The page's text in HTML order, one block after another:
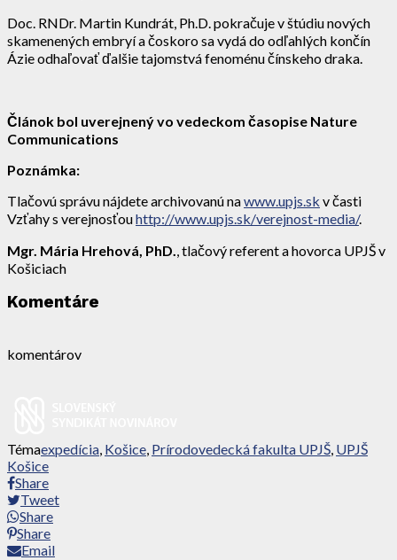
Doc. RNDr. Martin Kundrát, Ph.D. pokračuje v štúdiu nových
skamenených embryí a čoskoro sa vydá do odľahlých končín
Ázie odhaľovať ďalšie tajomstvá fenoménu čínskeho draka.
Článok bol uverejnený vo vedeckom časopise Nature
Communications
Poznámka:
Tlačovú správu nájdete archivovanú nawww.upjs.sk v časti
Vzťahy s verejnosťouhttp://www.upjs.sk/verejnost-media/.
Mgr. Mária Hrehová, PhD. , tlačový referent a hovorca UPJŠ v
Košiciach
Komentáre
komentárov
Témaexpedícia, Košice, Prírodovedecká fakulta UPJŠ, UPJŠ
Košice
Share
Tweet
Share
Share
Email